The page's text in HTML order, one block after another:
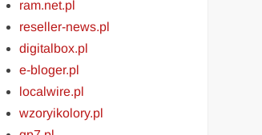
ram.net.pl
reseller-news.pl
digitalbox.pl
e-bloger.pl
localwire.pl
wzoryikolory.pl